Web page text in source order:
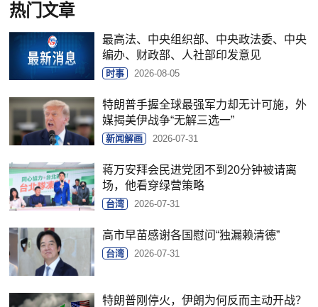
热门文章
最高法、中央组织部、中央政法委、中央
编办、财政部、人社部印发意见
时事 2026-08-05
特朗普手握全球最强军力却无计可施，外
媒揭美伊战争“无解三选一”
新闻解画 2026-07-31
蒋万安拜会民进党团不到20分钟被请离
场，他看穿绿营策略
台湾 2026-07-31
高市早苗感谢各国慰问“独漏赖清德”
台湾 2026-07-31
特朗普刚停火，伊朗为何反而主动开战？